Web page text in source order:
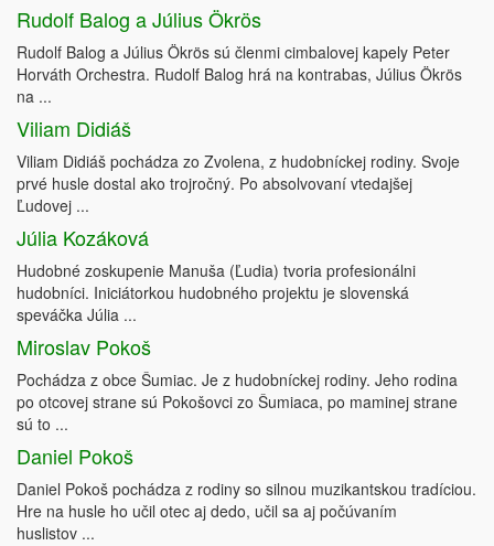
Rudolf Balog a Július Ökrös
Rudolf Balog a Július Ökrös sú členmi cimbalovej kapely Peter
Horváth Orchestra. Rudolf Balog hrá na kontrabas, Július Ökrös
na ...
Viliam Didiáš
Viliam Didiáš pochádza zo Zvolena, z hudobníckej rodiny. Svoje
prvé husle dostal ako trojročný. Po absolvovaní vtedajšej
Ľudovej ...
Júlia Kozáková
Hudobné zoskupenie Manuša (Ľudia) tvoria profesionálni
hudobníci. Iniciátorkou hudobného projektu je slovenská
speváčka Júlia ...
Miroslav Pokoš
Pochádza z obce Šumiac. Je z hudobníckej rodiny. Jeho rodina
po otcovej strane sú Pokošovci zo Šumiaca, po maminej strane
sú to ...
Daniel Pokoš
Daniel Pokoš pochádza z rodiny so silnou muzikantskou tradíciou.
Hre na husle ho učil otec aj dedo, učil sa aj počúvaním
huslistov ...